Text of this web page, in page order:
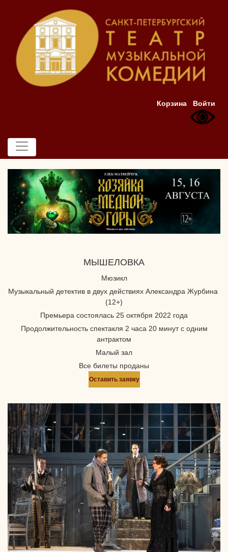
Корзина Войти
МЫШЕЛОВКА
Мюзикл
Музыкальный детектив в двух действиях Александра Журбина
(12+)
Премьера состоялась 25 октября 2022 года
Продолжительность спектакля 2 часа 20 минут с одним
антрактом
Малый зал
Все билеты проданы
Оставить заявку